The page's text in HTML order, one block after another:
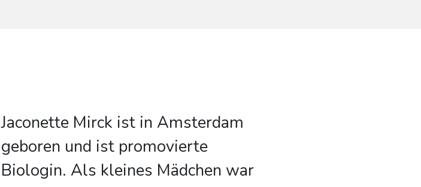
Jaconette Mirck ist in Amsterdam
geboren und ist promovierte
Biologin. Als kleines Mädchen war